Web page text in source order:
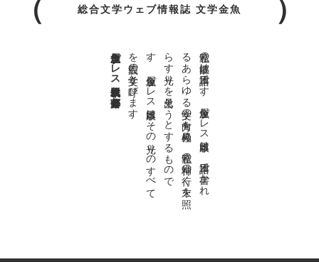
総合文学ウェブ情報誌 文学金魚
私達の
故郷は
日本語で
す
。
金魚屋プ
レ
ス
日本版は
、
日本語で
書か
れ
る
あ
ら
ゆ
る
文学の
方向を
見極め
、
私達の
精神の
行く
末を
照
ら
す
光り
を
見出そ
う
と
す
る
も
の
で
す
。
金魚屋プ
レ
ス
日本版は
そ
の
光り
の
す
べ
て
を
広義の
文学と
呼び
ま
す
。
金魚屋プレス日本版代表 齋藤都